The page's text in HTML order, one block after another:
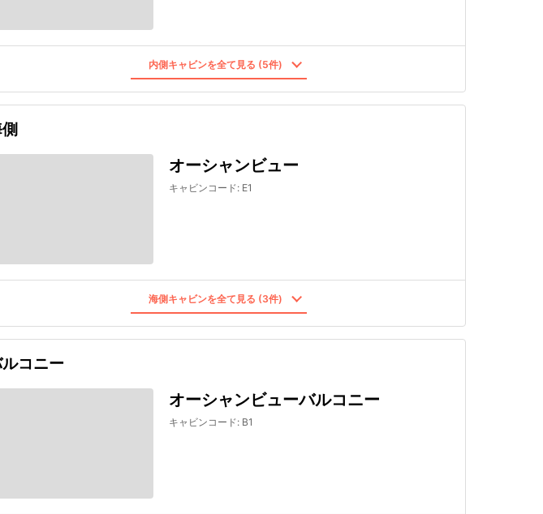
内側キャビンを全て見る (5件)
オーシャンビュー
キャビンコード: E1
海側キャビンを全て見る (3件)
コニー
オーシャンビューバルコニー
キャビンコード: B1